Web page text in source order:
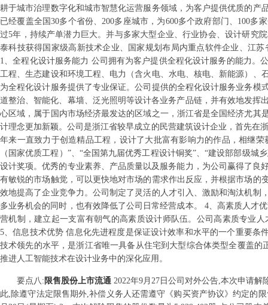
耕于城市治理数字化和城市智慧化运营服务领域，为客户提供优质的
已经覆盖全国30多个省份、200多座城市，为600多个政府部门、100
过5年，持续产单潜力巨大。并与多家大型企业、行业协会、设计研究
泰科技获得国家级高新技术企业、国家规划布局内重点软件企业、江
1、全程化设计服务能力 公司拥有为客户提供全程化设计服务的能力
工程、生态建设和环境工程、电力（含火电、水电、核电、新能源）
为全程化设计服务提供了专业保证。公司提供的全程化设计服务业务
道整治、智能化、幕墙、泛光照明等设计各业务产品链，并有效地发
心区域，属于国内市场经济最发达的区域之一，浙江省是全国经济尤
计理念更加新颖。公司是浙江省较早成立的民营建筑设计企业，首先在
年来一直致力于创造精品工程，设计了大批富有影响力的作品，相继
（国家优质工程）”、“全国第九届优秀工程设计铜奖”、“建设部部级
设计奖项。优秀的专业素养、产品质量以及服务能力，为公司赢得了
有敏锐的市场触觉，可以更快地对市场的需求作出反应，并根据市场
效地提高了企业竞争力。公司制定了灵活的人才引入、激励和淘汰机
多业务机会的同时，也有效降低了公司日常经营成本。 4、高素质人才
营机制，建立起一支富有朝气的高素质设计师队伍。公司高素质专业
5、信息技术优势 信息化先进程度是保证设计效率和水平的一个重要
技术领先的水平，是浙江省唯一具备从住宅到大型综合体类型全覆盖
推进人工智能技术在设计业务中的深化应用。
要点 八 : 限售股份上市流通2022年9月27日公司对外公告,本次申请
此,除遵守法定限售期外,补偿义务人还需遵守《购买资产协议》约定的